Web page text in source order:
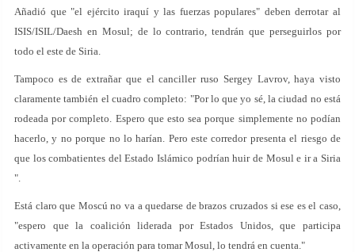
Añadió que "el ejército iraquí y las fuerzas populares" deben derrotar al
ISIS/ISIL/Daesh en Mosul; de lo contrario, tendrán que perseguirlos por
todo el este de Siria.
Tampoco es de extrañar que el canciller ruso Sergey Lavrov, haya visto
claramente también el cuadro completo: "Por lo que yo sé, la ciudad no está
rodeada por completo. Espero que esto sea porque simplemente no podían
hacerlo, y no porque no lo harían. Pero este corredor presenta el riesgo de
que los combatientes del Estado Islámico podrían huir de Mosul e ir a Siria
".
Está claro que Moscú no va a quedarse de brazos cruzados si ese es el caso,
"espero que la coalición liderada por Estados Unidos, que participa
activamente en la operación para tomar Mosul, lo tendrá en cuenta."